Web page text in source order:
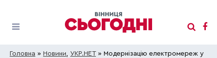
Головна » Новини, УКР.НЕТ» Модернізацію електромереж у